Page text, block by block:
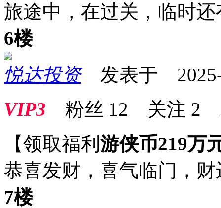
旅途中，在过关，临时
6楼
悦达投资发表于 2025-
VIP3 粉丝 12 关注 2
【领取福利 游侠币219万
恭喜发财，喜气临门，财
7楼